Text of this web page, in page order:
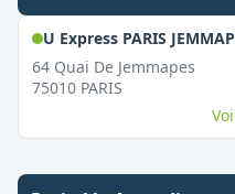
U Express PARIS
64 Quai De Jemmapes
75010 PARIS